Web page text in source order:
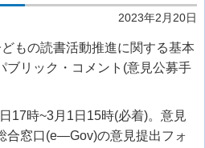
2023年2月20日
もの読書活動推進に関する基本
ブリック・コメント(意見公募手
17時~3月1日15時(必着)。意見
合窓口(e―Gov)の意見提出フォ